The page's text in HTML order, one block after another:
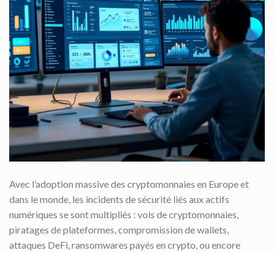
Avec l’adoption massive des cryptomonnaies en Europe et
dans le monde, les incidents de sécurité liés aux actifs
numériques se sont multipliés : vols de cryptomonnaies,
piratages de plateformes, compromission de wallets,
attaques DeFi, ransomwares payés en crypto, ou encore